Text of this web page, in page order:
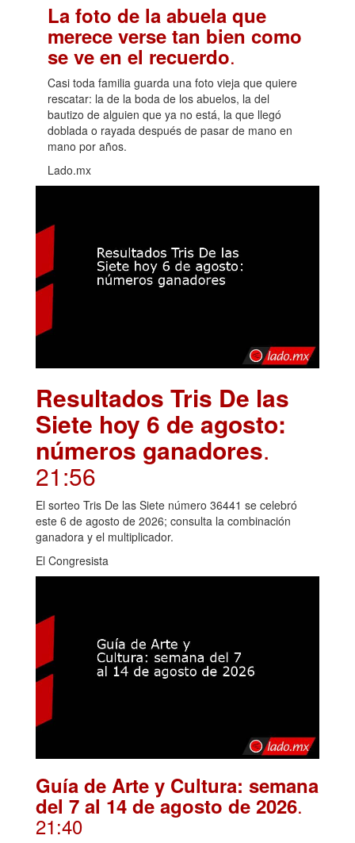
La foto de la abuela que
merece verse tan bien como
se ve en el recuerdo.
Casi toda familia guarda una foto vieja que quiere
rescatar: la de la boda de los abuelos, la del
bautizo de alguien que ya no está, la que llegó
doblada o rayada después de pasar de mano en
mano por años.
Lado.mx
Resultados Tris De las
Siete hoy 6 de agosto:
números ganadores.
21:56
El sorteo Tris De las Siete número 36441 se celebró
este 6 de agosto de 2026; consulta la combinación
ganadora y el multiplicador.
El Congresista
Guía de Arte y Cultura: semana
del 7 al 14 de agosto de 2026.
21:40